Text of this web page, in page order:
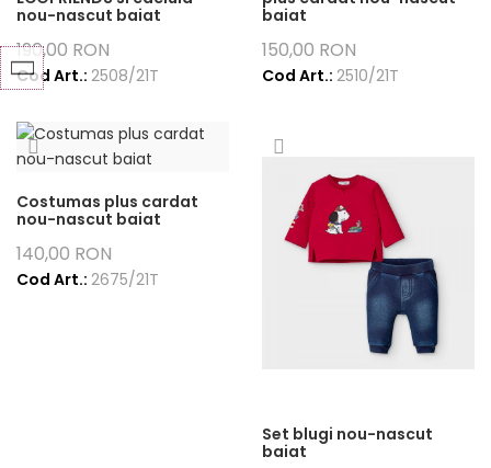
nou-nascut baiat
190,00 RON
Cod Art.: 2508/21T
baiat
150,00 RON
Cod Art.: 2510/21T
Costumas plus cardat
nou-nascut baiat
140,00 RON
Cod Art.: 2675/21T
Set blugi nou-nascut
baiat